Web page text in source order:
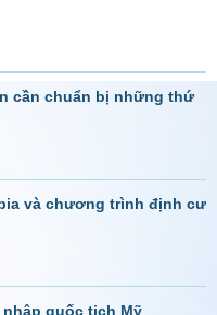
cần chuẩn bị những thứ
và chương trình định cư
quốc tịch Mỹ